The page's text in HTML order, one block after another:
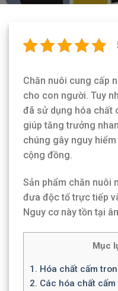
Chăn nuôi cung cấp
cho con người. Tuy
đã sử dụng hóa chất
giúp tăng trưởng
chúng gây nguy
cộng đồng.
Sản phẩm chăn nuôi
đưa độc tố trực tiếp
Nguy cơ này tồn tại
Mục
1. Hóa chất cấm
2. Các hóa chất